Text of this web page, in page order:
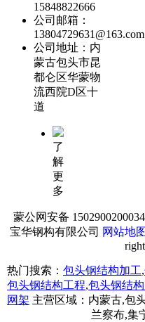
15848822666
公司邮箱：
13804729631@163.com
公司地址：内
蒙古包头市昆
都仑区华蒙物
流西院D区十
道
了
解
更
多
蒙公网安备
宝华钢构有限公司 网站地图
热门搜索： 包头钢结构加工,
包头钢结构工程,包头钢结
网架 主营区域：内蒙古,包
兰察布,集